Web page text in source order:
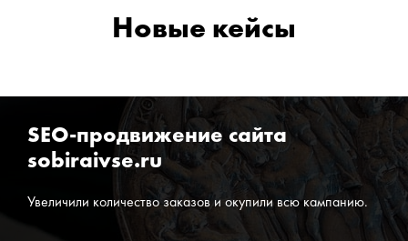
Новые кейсы
SEO-продвижение сайта
sobiraivse.ru
Увеличили количество заказов и окупили всю кампанию.